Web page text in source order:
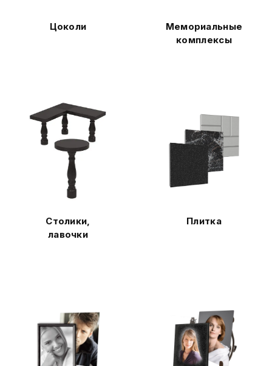
Цоколи
Мемориальные
комплексы
Столики,
лавочки
Плитка